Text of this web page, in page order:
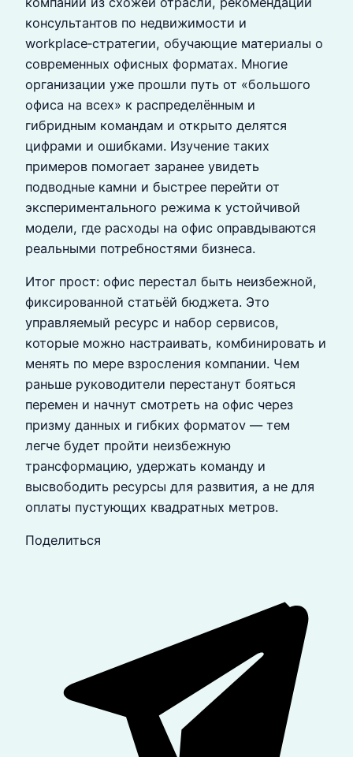
консультантов по недвижимости и
workplace‑стратегии, обучающие материалы о
современных офисных форматах. Многие
организации уже прошли путь от «большого
офиса на всех» к распределённым и
гибридным командам и открыто делятся
цифрами и ошибками. Изучение таких
примеров помогает заранее увидеть
подводные камни и быстрее перейти от
экспериментального режима к устойчивой
модели, где расходы на офис оправдываются
реальными потребностями бизнеса.
Итог прост: офис перестал быть неизбежной,
фиксированной статьёй бюджета. Это
управляемый ресурс и набор сервисов,
которые можно настраивать, комбинировать и
менять по мере взросления компании. Чем
раньше руководители перестанут бояться
перемен и начнут смотреть на офис через
призму данных и гибких форматov — тем
легче будет пройти неизбежную
трансформацию, удержать команду и
высвободить ресурсы для развития, а не для
оплаты пустующих квадратных метров.
Поделиться